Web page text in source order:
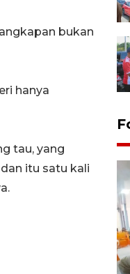
bukan
hanya
tau, yang
itu satu kali